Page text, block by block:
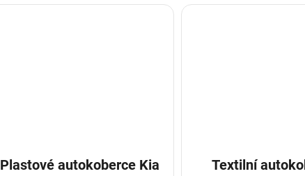
Plastové autokoberce Kia
Textilní